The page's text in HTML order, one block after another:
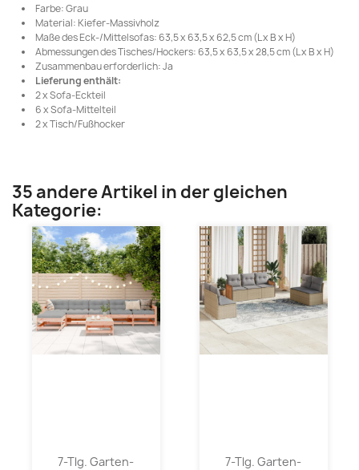
Farbe: Grau
Material: Kiefer-Massivholz
Maße des Eck-/Mittelsofas: 63,5 x 63,5 x 62,5 cm (L x B x H)
Abmessungen des Tisches/Hockers: 63,5 x 63,5 x 28,5 cm (L x B x H)
Zusammenbau erforderlich: Ja
Lieferung enthält:
2 x Sofa-Eckteil
6 x Sofa-Mittelteil
2 x Tisch/Fußhocker
35 andere Artikel in der gleichen
Kategorie:
7-Tlg. Garten-
7-Tlg. Garten-